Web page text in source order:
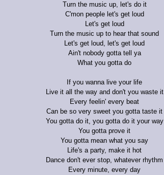
Turn the music up, let's do it
C'mon people let's get loud
Let's get loud
Turn the music up to hear that sound
Let's get loud, let's get loud
Ain't nobody gotta tell ya
What you gotta do
If you wanna live your life
Live it all the way and don't you waste it
Every feelin' every beat
Can be so very sweet you gotta taste it
You gotta do it, you gotta do it your way
You gotta prove it
You gotta mean what you say
Life's a party, make it hot
Dance don't ever stop, whatever rhythm
Every minute, every day